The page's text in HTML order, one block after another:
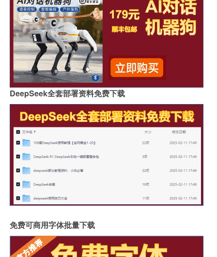
DeepSeek全套部署资料免费下载
免费可商用字体批量下载